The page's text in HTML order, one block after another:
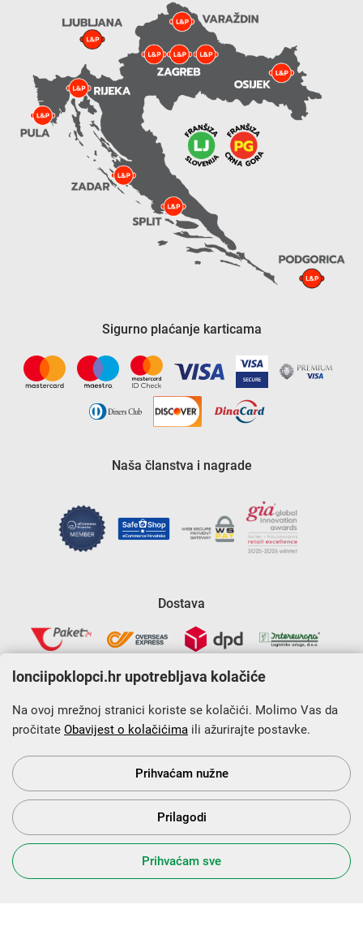
Sigurno plaćanje karticama
Naša članstva i nagrade
Dostava
Krajnji primatelj financijskog instrumenta sufinanciranog iz
Europskog fonda za regionalni razvoj u sklopu Operativnog
programa „Konkurentnost i kohezija”.
s Vama od 2014. godine!
lonciipoklopci.hr upotrebljava kolačiće
Na ovoj mrežnoj stranici koriste se kolačići. Molimo Vas da
pročitate Obavijest o kolačićima ili ažurirajte postavke.
Prihvaćam nužne
Prilagodi
Prihvaćam sve